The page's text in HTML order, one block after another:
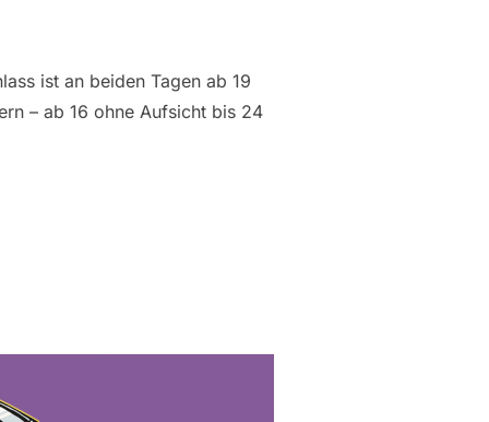
ist an beiden Tagen ab 19
– ab 16 ohne Aufsicht bis 24